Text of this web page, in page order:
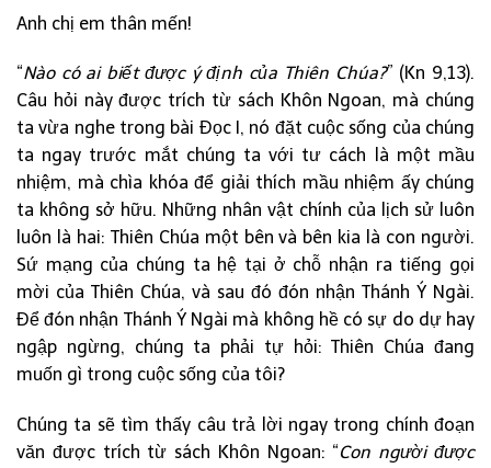
Anh chị em thân mến!
“Nào có ai biết được ý định của Thiên Chúa?” (Kn 9,13).
Câu hỏi này được trích từ sách Khôn Ngoan, mà chúng
ta vừa nghe trong bài Đọc I, nó đặt cuộc sống của chúng
ta ngay trước mắt chúng ta với tư cách là một mầu
nhiệm, mà chìa khóa để giải thích mầu nhiệm ấy chúng
ta không sở hữu. Những nhân vật chính của lịch sử luôn
luôn là hai: Thiên Chúa một bên và bên kia là con người.
Sứ mạng của chúng ta hệ tại ở chỗ nhận ra tiếng gọi
mời của Thiên Chúa, và sau đó đón nhận Thánh Ý Ngài.
Để đón nhận Thánh Ý Ngài mà không hề có sự do dự hay
ngập ngừng, chúng ta phải tự hỏi: Thiên Chúa đang
muốn gì trong cuộc sống của tôi?
Chúng ta sẽ tìm thấy câu trả lời ngay trong chính đoạn
văn được trích từ sách Khôn Ngoan: “Con người được